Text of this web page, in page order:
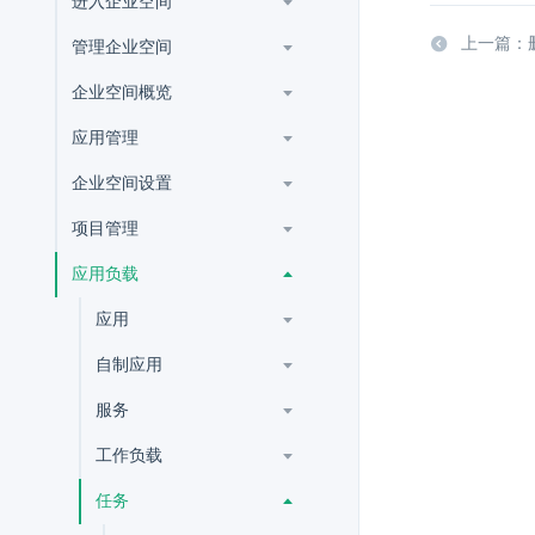
管理企业空间
企业空间概览
应用管理
企业空间设置
项目管理
应用负载
应用
自制应用
服务
工作负载
任务
上一篇：